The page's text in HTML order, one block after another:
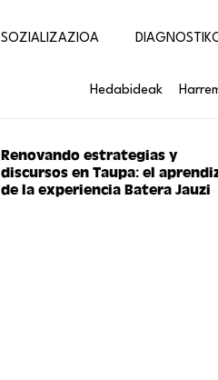
SOZIALIZAZIOA
Hedabideak
Renovando estrategias y
discursos en Taupa: el
de la experiencia Batera Jauzi